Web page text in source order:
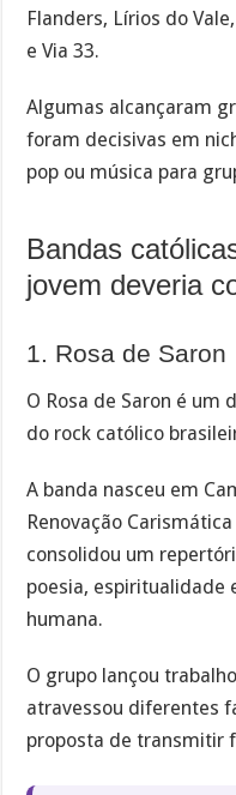
Flanders, Lírios do
e Via 33.
Algumas alcançaram
foram decisivas em
pop ou música para
Bandas
jovem deveria
1. Rosa de Saron
O Rosa de Saron é um
do rock católico
A banda nasceu em
Renovação
consolidou um
poesia, espiritualidade
humana.
O grupo lançou
atravessou diferentes
proposta de transmitir